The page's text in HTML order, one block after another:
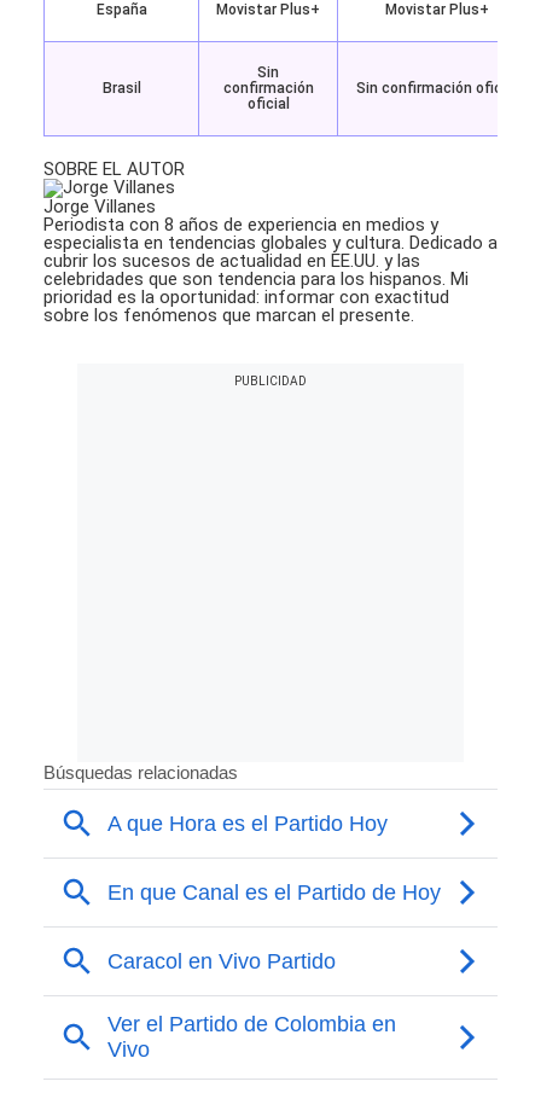
España Movistar Plus+ Movistar Plus+
Brasil
Sin
confirmación
oficial
Sin confirmación oficial
SOBRE EL AUTOR
Jorge Villanes
Periodista con 8 años de experiencia en medios y
especialista en tendencias globales y cultura. Dedicado a
cubrir los sucesos de actualidad en EE.UU. y las
celebridades que son tendencia para los hispanos. Mi
prioridad es la oportunidad: informar con exactitud
sobre los fenómenos que marcan el presente.